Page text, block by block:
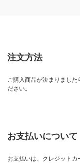
注文方法
ご購入商品が決まりました
ださい。
お支払いについて
お支払いは、クレジット